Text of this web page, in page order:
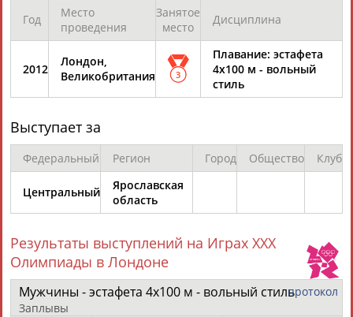
...Антон Чупков, бронзовый призер Олимпийских игр в
Лондоне
Сергей Фесиков
, чемпионы мира и Европы
Андрей Минаков,...
Информационное агентство СТАДИОН)
25.08.2022
Плавание. Спартакиада 2022. 24 августа (прямая
...Антон Чупков, бронзовый призер Олимпийских игр в
ЛондонеСергей
Андрей Минаков,...
(Проект:Информационное агентство СТАДИОН)
ТАБЛО АКТИВНОСТИ
Год
Место
проведения
Занятое
место
Дисциплина
2012
Лондон,
Великобритания
3
Плавание: эстафета
4х100 м - вольный
стиль
Выступает за
Федеральный Регион Город Общество Клуб
Центральный
Ярославская
область
Результаты выступлений на Играх XXX
Олимпиады в Лондоне
протокол
Мужчины - эстафета 4х100 м - вольный стиль
Заплывы